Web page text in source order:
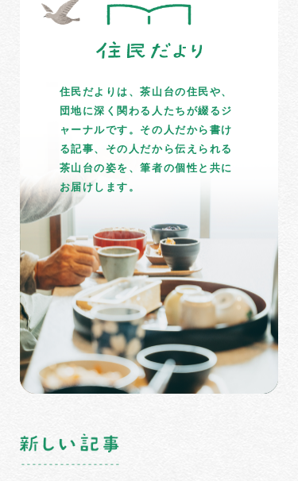
住民だよりは、茶山台の住民や、
団地に深く関わる人たちが綴るジ
ャーナルです。その人だから書け
る記事、その人だから伝えられる
茶山台の姿を、筆者の個性と共に
お届けします。